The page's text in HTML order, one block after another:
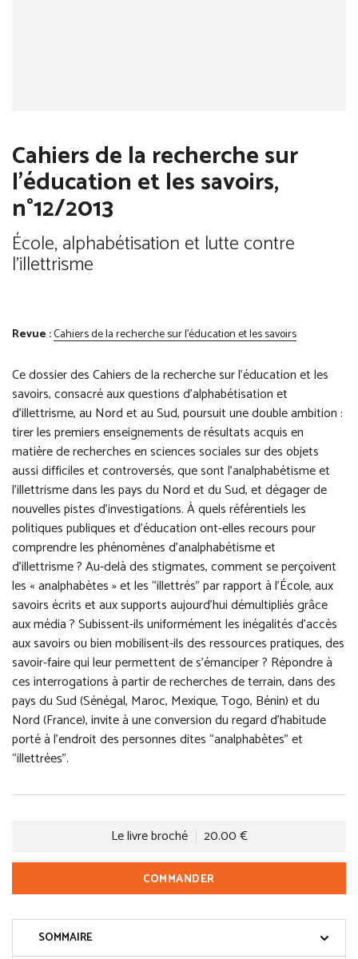
Cahiers de la recherche sur
l'éducation et les savoirs,
n°12/2013
École, alphabétisation et lutte contre
l'illettrisme
Revue :Cahiers de la recherche sur l'éducation et les savoirs
Ce dossier des Cahiers de la recherche sur l’éducation et les
savoirs, consacré aux questions d’alphabétisation et
d’illettrisme, au Nord et au Sud, poursuit une double ambition :
tirer les premiers enseignements de résultats acquis en
matière de recherches en sciences sociales sur des objets
aussi difficiles et controversés, que sont l’analphabétisme et
l’illettrisme dans les pays du Nord et du Sud, et dégager de
nouvelles pistes d’investigations. À quels référentiels les
politiques publiques et d’éducation ont-elles recours pour
comprendre les phénomènes d’analphabétisme et
d’illettrisme ? Au-delà des stigmates, comment se perçoivent
les « analphabètes » et les “illettrés” par rapport à l’École, aux
savoirs écrits et aux supports aujourd’hui démultipliés grâce
aux média ? Subissent-ils uniformément les inégalités d’accès
aux savoirs ou bien mobilisent-ils des ressources pratiques, des
savoir-faire qui leur permettent de s’émanciper ? Répondre à
ces interrogations à partir de recherches de terrain, dans des
pays du Sud (Sénégal, Maroc, Mexique, Togo, Bénin) et du
Nord (France), invite à une conversion du regard d’habitude
porté à l’endroit des personnes dites “analphabètes” et
“illettrées”.
Le livre broché 20.00 €
COMMANDER
SOMMAIRE